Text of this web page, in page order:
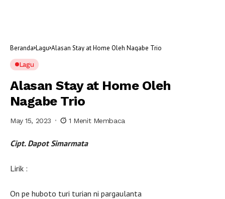
Beranda Lagu Alasan Stay at Home Oleh Nagabe Trio
Lagu
Alasan Stay at Home Oleh
Nagabe Trio
May 15, 2023 1 Menit Membaca
Cipt. Dapot Simarmata
Lirik :
On pe huboto turi turian ni pargaulanta